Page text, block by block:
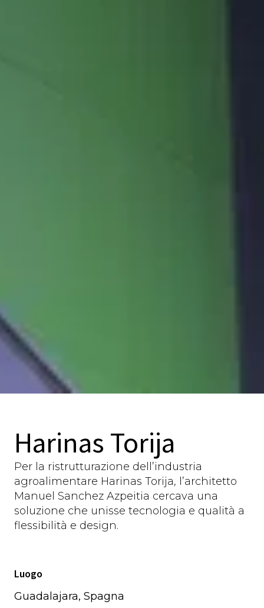
Harinas Torija
Per la ristrutturazione dell’industria
agroalimentare Harinas Torija, l’architetto
Manuel Sanchez Azpeitia cercava una
soluzione che unisse tecnologia e qualità a
flessibilità e design.
Luogo
Guadalajara, Spagna